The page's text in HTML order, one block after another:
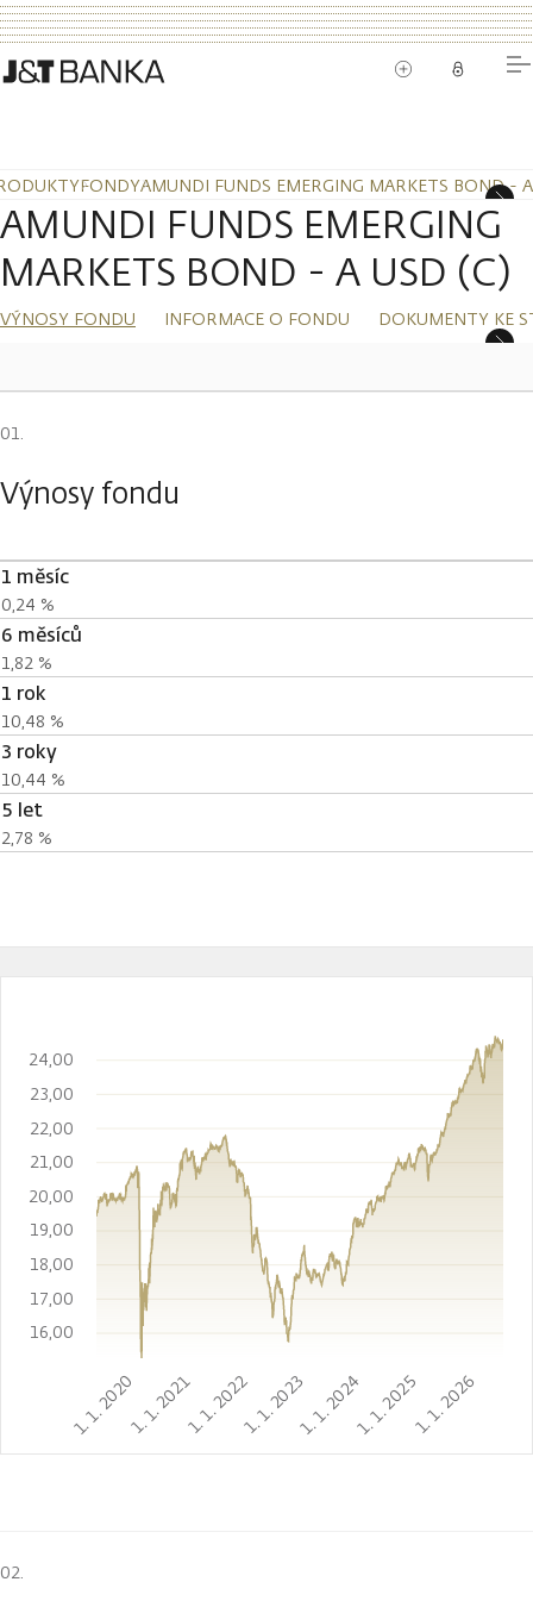
FONDYAMUNDI FUNDS EMERGING MARKETS BOND -
AMUNDI FUNDS EMERGING
MARKETS BOND - A USD (C)
VÝNOSY FONDU INFORMACE O FONDU DOKUMENTY KE
Výnosy fondu
1 měsíc
0,24 %
6 měsíců
1,82 %
1 rok
10,48 %
3 roky
10,44 %
5 let
2,78 %
1. 1. 20201. 1. 20211. 1. 20221. 1. 20231. 1. 20241. 1. 20251. 1. 2026
16,00
17,00
18,00
19,00
20,00
21,00
22,00
23,00
24,00